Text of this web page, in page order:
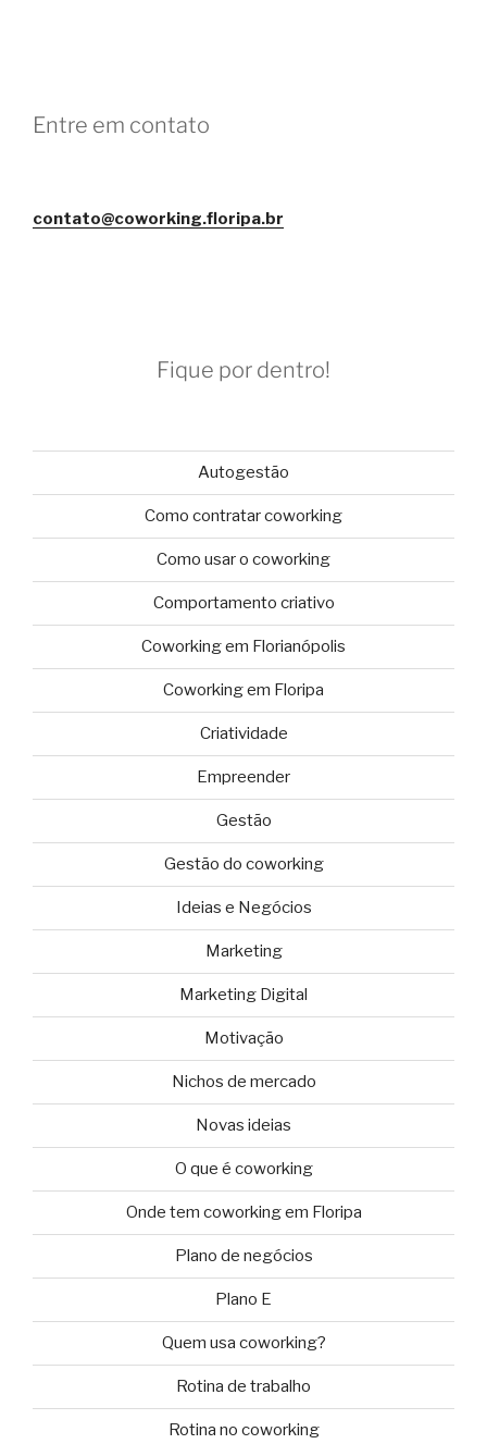
Entre em contato
contato@coworking.floripa.br
Fique por dentro!
Autogestão
Como contratar coworking
Como usar o coworking
Comportamento criativo
Coworking em Florianópolis
Coworking em Floripa
Criatividade
Empreender
Gestão
Gestão do coworking
Ideias e Negócios
Marketing
Marketing Digital
Motivação
Nichos de mercado
Novas ideias
O que é coworking
Onde tem coworking em Floripa
Plano de negócios
Plano E
Quem usa coworking?
Rotina de trabalho
Rotina no coworking